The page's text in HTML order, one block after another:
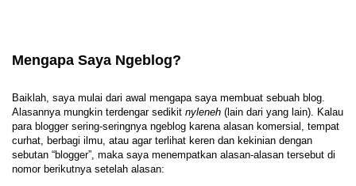
Mengapa Saya Ngeblog?
Baiklah, saya mulai dari awal mengapa saya membuat sebuah blog.
Alasannya mungkin terdengar sedikit nyleneh (lain dari yang lain). Kalau
para blogger sering-seringnya ngeblog karena alasan komersial, tempat
curhat, berbagi ilmu, atau agar terlihat keren dan kekinian dengan
sebutan “blogger”, maka saya menempatkan alasan-alasan tersebut di
nomor berikutnya setelah alasan: